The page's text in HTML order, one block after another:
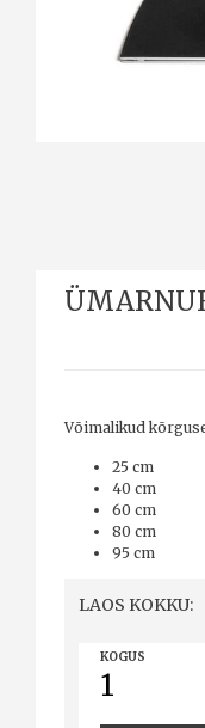
Võimalikud
25 cm
40 cm
60 cm
80 cm
95 cm
LAOS KOKKU:
KOGUS